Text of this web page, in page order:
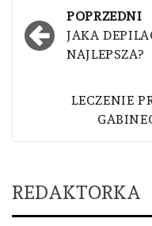
Nawigacja
wpisu
POPRZEDNI
JAKA
NAJLEPSZA?
LECZENIE
REDAKTORKA